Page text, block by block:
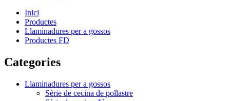
Inici
Productes
Llaminadures per a gossos
Productes FD
Categories
Llaminadures per a gossos
Sèrie de cecina de pollastre